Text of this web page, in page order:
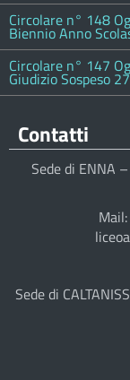
Circolare n° 148
Biennio Anno
Circolare n° 147
Giudizio Sospeso
Contatti
Sede di ENNA
Sede di